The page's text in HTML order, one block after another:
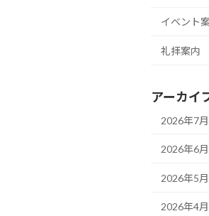
イベント
礼拝案内
アーカイ
2026年7月
2026年6月
2026年5月
2026年4月